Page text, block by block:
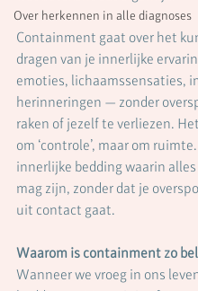
Over herkennen in alle diagnoses
Containment gaat over het
dragen van je innerlijke
emoties, lichaamssensaties,
herinneringen — zonder
raken of jezelf te verliezen.
om ‘controle’, maar om
innerlijke bedding waarin
mag zijn, zonder dat je
uit contact gaat.
Waarom is containment zo
Wanneer we vroeg in ons